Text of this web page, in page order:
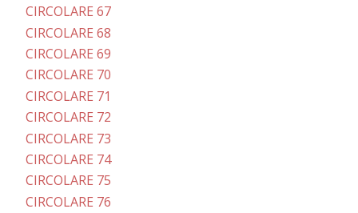
CIRCOLARE 67
CIRCOLARE 68
CIRCOLARE 69
CIRCOLARE 70
CIRCOLARE 71
CIRCOLARE 72
CIRCOLARE 73
CIRCOLARE 74
CIRCOLARE 75
CIRCOLARE 76